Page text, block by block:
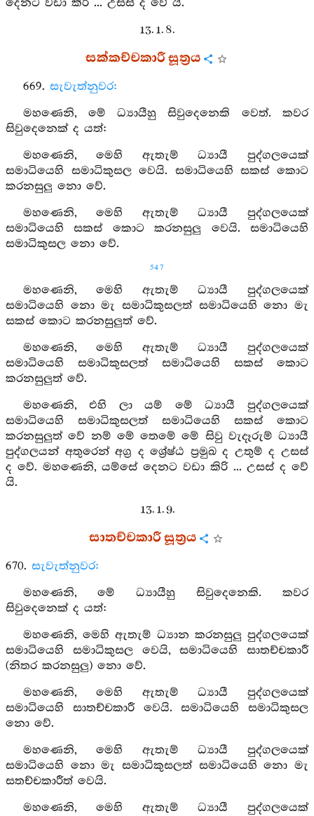
දෙනට වඩා කිරි ... උසස් ද වේ යි.
13. 1. 8.
සක්කච්චකාරී සූත්‍රය
669. සැවැත්නුවර:
මහණෙනි, මේ ධ්‍යායීහු සිවුදෙනෙකි වෙත්. කවර
සිවුදෙනෙක් ද යත්:
මහණෙනි, මෙහි ඇතැම් ධ්‍යායී පුද්ගලයෙක්
සමාධියෙහි සමාධිකුසල වෙයි. සමාධියෙහි සකස් කොට
කරනසුලු නො වේ.
මහණෙනි, මෙහි ඇතැම් ධ්‍යායී පුද්ගලයෙක්
සමාධියෙහි සකස් කොට කරනසුලු වෙයි. සමාධියෙහි
සමාධිකුසල නො වේ.
547
මහණෙනි, මෙහි ඇතැම් ධ්‍යායී පුද්ගලයෙක්
සමාධියෙහි නො මැ සමාධිකුසලත් සමාධියෙහි නො මැ
සකස් කොට කරනසුලුත් වේ.
මහණෙනි, මෙහි ඇතැම් ධ්‍යායී පුද්ගලයෙක්
සමාධියෙහි සමාධිකුසලත් සමාධියෙහි සකස් කොට
කරනසුලුත් වේ.
මහණෙනි, එහි ලා යම් මේ ධ්‍යායී පුද්ගලයෙක්
සමාධියෙහි සමාධිකුසලත් සමාධියෙහි සකස් කොට
කරනසුලුත් වේ නම් මේ තෙමේ මේ සිවු වැදෑරුම් ධ්‍යායී
පුද්ගලයන් අතුරෙන් අග්‍ර ද ශ්‍රේෂ්ඨ ප්‍රමුඛ ද උතුම් ද උසස්
ද වේ. මහණෙනි, යම්සේ දෙනට වඩා කිරි ... උසස් ද වේ
යි.
13. 1. 9.
සාතච්චකාරී සූත්‍රය
670. සැවැත්නුවර:
මහණෙනි, මේ ධ්‍යායීහු සිවුදෙනෙකි. කවර
සිවුදෙනෙක් ද යත්:
මහණෙනි, මෙහි ඇතැම් ධ්‍යාන කරනසුලු පුද්ගලයෙක්
සමාධියෙහි සමාධිකුසල වෙයි, සමාධියෙහි සාතච්චකාරී
(නිතර කරනසුලු) නො වේ.
මහණෙනි, මෙහි ඇතැම් ධ්‍යායී පුද්ගලයෙක්
සමාධියෙහි සාතච්චකාරී වෙයි. සමාධියෙහි සමාධිකුසල
නො වේ.
මහණෙනි, මෙහි ඇතැම් ධ්‍යායී පුද්ගලයෙක්
සමාධියෙහි නො මැ සමාධිකුසලත් සමාධියෙහි නො මැ
සතච්චකාරීත් වෙයි.
මහණෙනි, මෙහි ඇතැම් ධ්‍යායී පුද්ගලයෙක්